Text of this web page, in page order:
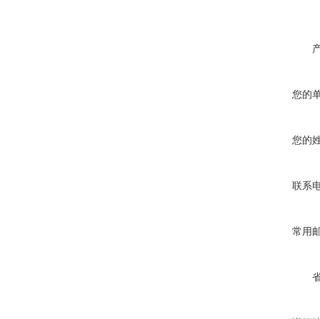
您的
您的
联系
常用